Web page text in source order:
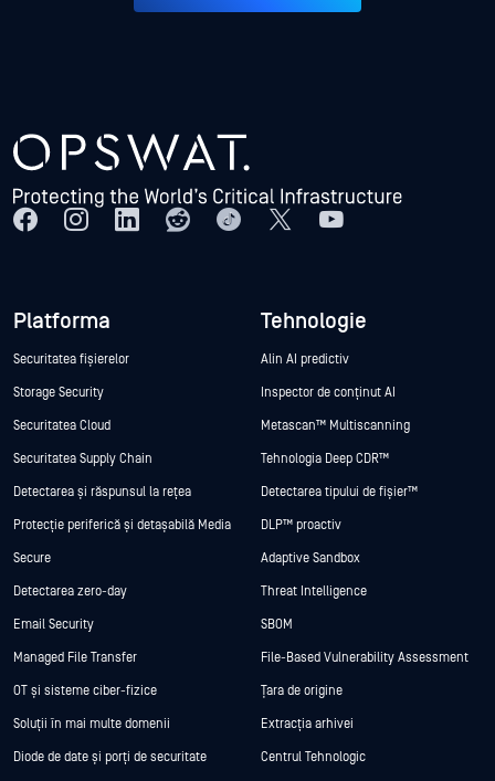
Platforma
Securitatea fișierelor
Storage Security
Securitatea Cloud
Securitatea Supply Chain
Detectarea și răspunsul la rețea
Protecție periferică și detașabilă Media
Secure
Detectarea zero-day
Email Security
Managed File Transfer
OT și sisteme ciber-fizice
Soluții în mai multe domenii
Diode de date și porți de securitate
Tehnologie
Alin AI predictiv
Inspector de conținut AI
Metascan™ Multiscanning
Tehnologia Deep CDR™
Detectarea tipului de fișier™
DLP™ proactiv
Adaptive Sandbox
Threat Intelligence
SBOM
File-Based Vulnerability Assessment
Țara de origine
Extracția arhivei
Centrul Tehnologic